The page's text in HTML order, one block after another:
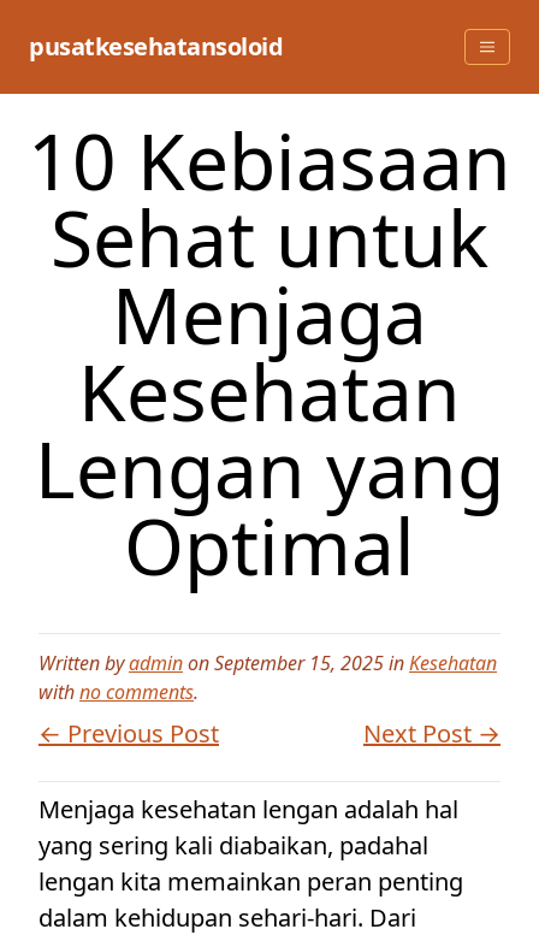
pusatkesehatansoloid
10 Kebiasaan
Sehat untuk
Menjaga
Kesehatan
Lengan yang
Optimal
Written byadminon September 15, 2025 inKesehatan
withno comments.
← Previous Post Next Post →
Menjaga kesehatan lengan adalah hal
yang sering kali diabaikan, padahal
lengan kita memainkan peran penting
dalam kehidupan sehari-hari. Dari